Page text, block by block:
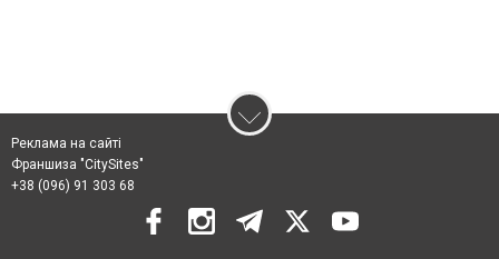
Реклама на сайті
Франшиза "CitySites"
+38 (096) 91 303 68